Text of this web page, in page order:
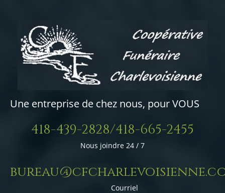
Une entreprise de chez nous, pour VOUS
418-439-2828/418-665-2455
Nous joindre 24 / 7
Courriel